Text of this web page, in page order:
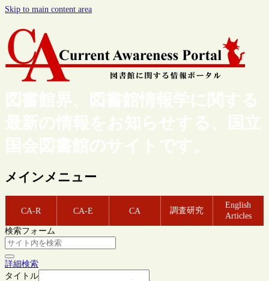
Skip to main content area
図書館界、図書館情報学に関する
最新の情報をお知らせする、国立
国会図書館のサイトです。
メインメニュー
CA-R CA-E CA 調査研究
English
Articles
検索フォーム
詳細検索
タイトル